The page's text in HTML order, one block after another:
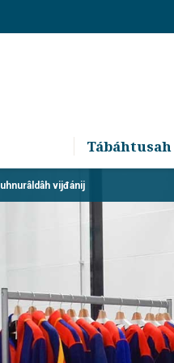
Tábáhtusah
vijđánij